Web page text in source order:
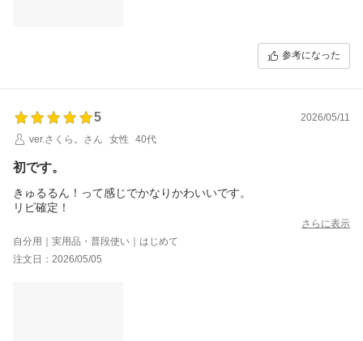
参考になった
5
2026/05/11
ver.さくら。さん
女性 40代
初です。
きゅるるん！って感じでかなりかわいいです。
リピ確定！
さらに表示
自分用｜実用品・普段使い｜はじめて
注文日：2026/05/05